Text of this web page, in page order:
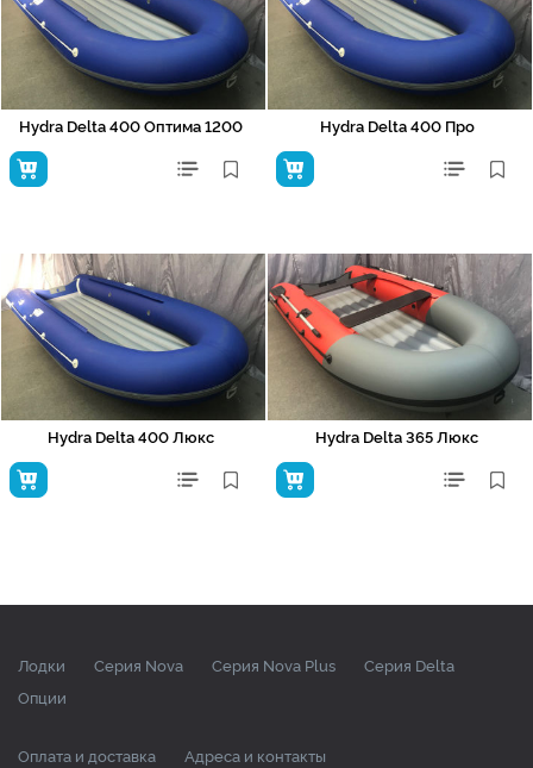
Hydra Delta 400 Оптима 1200 Hydra Delta 400 Про
Hydra Delta 400 Люкс Hydra Delta 365 Люкс
Лодки Серия Nova Серия Nova Plus
Серия Delta
Опции
Оплата и доставка Адреса и контакты